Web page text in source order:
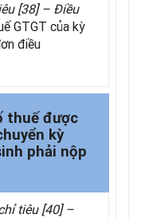
[38] – Điều
GTGT của kỳ
điều
thuế được
kỳ
phải nộp
tiêu [40] –